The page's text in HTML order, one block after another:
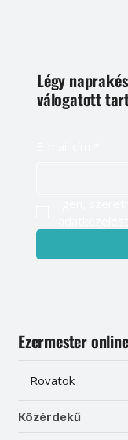
Légy
válogatott
Ezermester online
Rovatok
Közérdekű